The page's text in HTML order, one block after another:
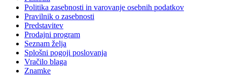
Politika zasebnosti in varovanje osebnih podatkov
Pravilnik o zasebnosti
Predstavitev
Prodajni program
Seznam želja
Splošni pogoji poslovanja
Vračilo blaga
Znamke